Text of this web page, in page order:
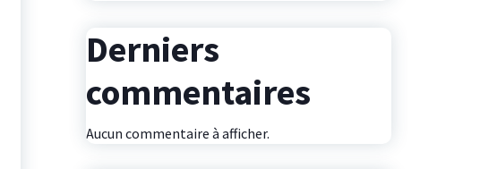
Derniers
commentaires
Aucun commentaire à afficher.